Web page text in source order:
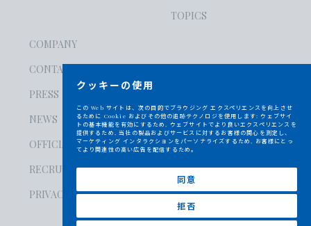
クッキーの使用
この Web サイトは、次の目的でブラウジング エクスペリエンスを向上させ
るために Cookie およびその他の追跡テクノロジを使用します: ウェブサイ
トの基本機能を有効にするため
ウェブサイトでより良いエクスペリエンスを
提供するため
,当社の製品およびサービスに対するお客様の関心を測定し、
マーケティング インタラクションをパーソナライズするため
お客様にとっ
てより関連性の高い広告を配信するため。
同意
拒否
TOPICS
COMPANY
CONTACT
PRESS
NEWS
OFFICIAL SNS
RECRUIT
PRIVACY POLICY